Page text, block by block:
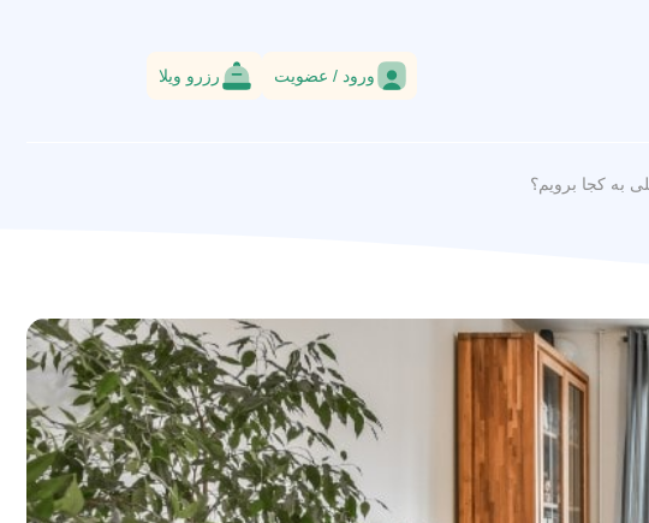
ورود / عضویت رزرو ویلا
به کجا برویم؟